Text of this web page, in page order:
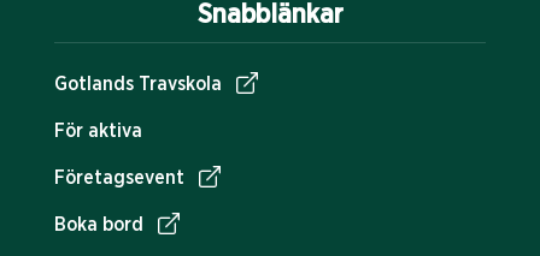
Snabblänkar
Gotlands Travskola
För aktiva
Företagsevent
Boka bord